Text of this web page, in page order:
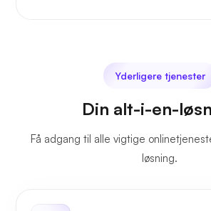
Yderligere tjenester
Din alt-i-en-
Få adgang til alle vigtige
løsning.